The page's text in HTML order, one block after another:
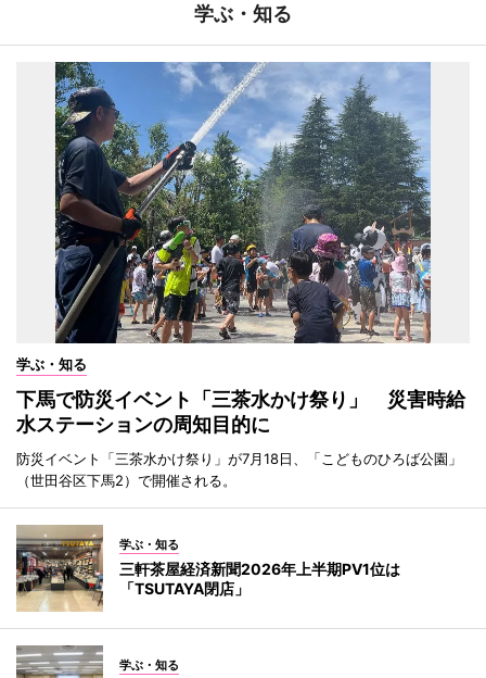
学ぶ・知る
学ぶ・知る
下馬で防災イベント「三茶水かけ祭り」 災害時給
水ステーションの周知目的に
防災イベント「三茶水かけ祭り」が7月18日、「こどものひろば公園」
（世田谷区下馬2）で開催される。
学ぶ・知る
三軒茶屋経済新聞2026年上半期PV1位は
「TSUTAYA閉店」
学ぶ・知る